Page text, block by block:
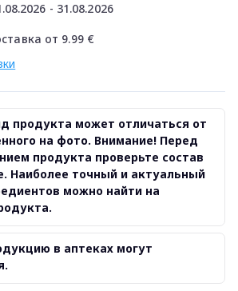
- 31.08.2026
от 9.99 €
продукта может отличаться от
на фото. Внимание! Перед
продукта проверьте состав
Наиболее точный и актуальный
можно найти на
в аптеках могут